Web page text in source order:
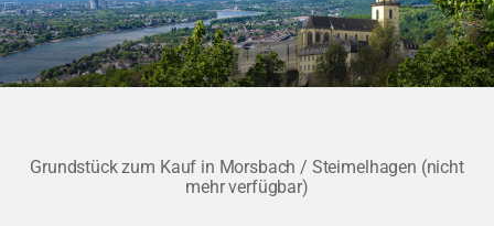
Grundstück zum Kauf in Morsbach / Steimelhagen (nicht
mehr verfügbar)